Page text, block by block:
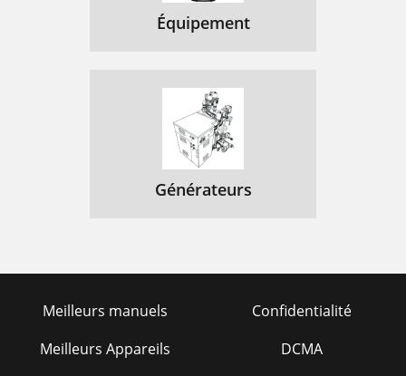
Équipement
Générateurs
Meilleurs manuels
Meilleurs Appareils
Confidentialité
DCMA